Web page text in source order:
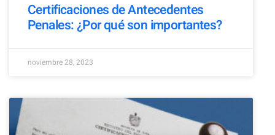
Certificaciones de Antecedentes
Penales: ¿Por qué son importantes?
noviembre 28, 2023